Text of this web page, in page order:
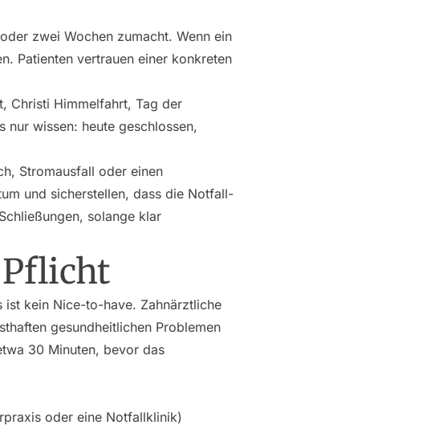
zwei Wochen zumacht. Wenn ein
Patienten vertrauen einer konkreten
Christi Himmelfahrt, Tag der
nur wissen: heute geschlossen,
Stromausfall oder einen
und sicherstellen, dass die Notfall-
solange klar
ist kein Nice-to-have. Zahnärztliche
gesundheitlichen Problemen
30 Minuten, bevor das
oder eine Notfallklinik)